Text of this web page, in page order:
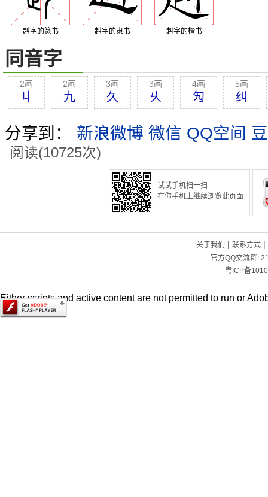
赳字的篆书 赳字的隶书 赳字的楷书
同音字
2画
丩
2画
九
3画
久
3画
乆
4画
勼
5画
纠
分享到： 新浪微博 微信 QQ空间
阅读(10725次)
试试手机扫一扫
在你手机上继续浏览此页面
关于我们 | 联系方式|
官方QQ交流群:
粤ICP备
Either scripts and active content are not permitted to run or